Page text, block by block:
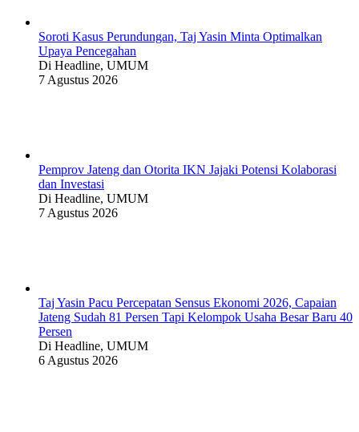
Soroti Kasus Perundungan, Taj Yasin Minta Optimalkan
Upaya Pencegahan
Di Headline, UMUM
7 Agustus 2026
Pemprov Jateng dan Otorita IKN Jajaki Potensi Kolaborasi
dan Investasi
Di Headline, UMUM
7 Agustus 2026
Taj Yasin Pacu Percepatan Sensus Ekonomi 2026, Capaian
Jateng Sudah 81 Persen Tapi Kelompok Usaha Besar Baru 40
Persen
Di Headline, UMUM
6 Agustus 2026